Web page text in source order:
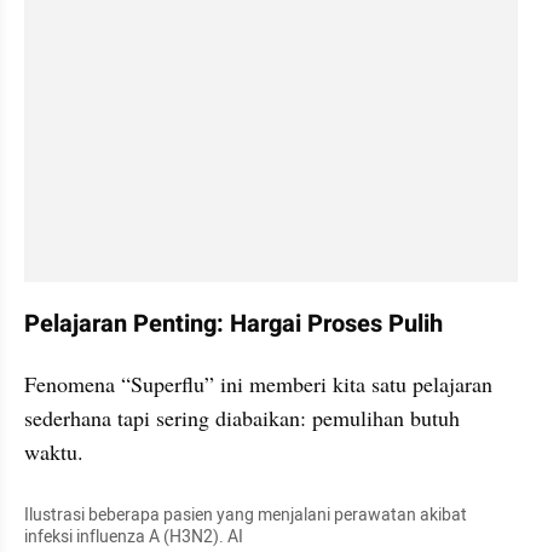
Pelajaran Penting: Hargai Proses Pulih
Fenomena “Superflu” ini memberi kita satu pelajaran
sederhana tapi sering diabaikan: pemulihan butuh
waktu.
Ilustrasi beberapa pasien yang menjalani perawatan akibat
infeksi influenza A (H3N2). AI